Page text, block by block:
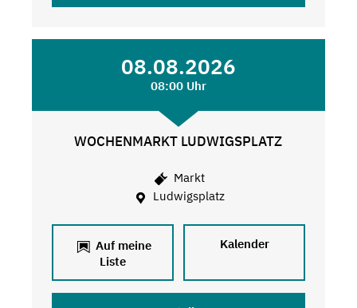
08.08.2026
08:00 Uhr
WOCHENMARKT LUDWIGSPLATZ
Markt
Ludwigsplatz
Auf meine
Liste
Kalender